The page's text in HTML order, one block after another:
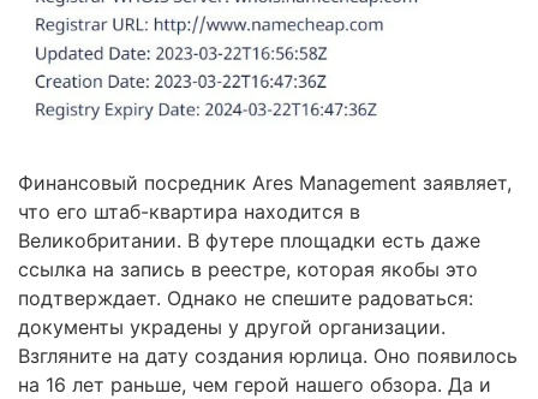
Финансовый посредник Ares Management заявляет,
что его штаб-квартира находится в
Великобритании. В футере площадки есть даже
ссылка на запись в реестре, которая якобы это
подтверждает. Однако не спешите радоваться:
документы украдены у другой организации.
Взгляните на дату создания юрлица. Оно появилось
на 16 лет раньше, чем герой нашего обзора. Да и